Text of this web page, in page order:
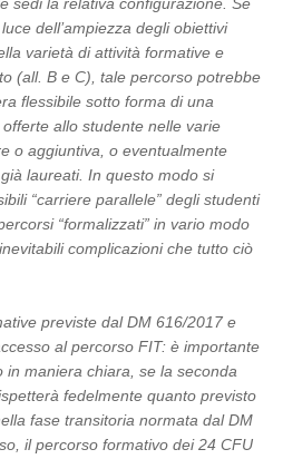
dell’ampiezza degli obiettivi
varietà di attività formative e
(all. B e C), tale percorso potrebbe
flessibile sotto forma di una
allo studente nelle varie
o aggiuntiva, o eventualmente
laureati. In questo modo si
“carriere parallele” degli studenti
“formalizzati” in vario modo
complicazioni che tutto ciò
previste dal DM 616/2017 e
al percorso FIT: è importante
in maniera chiara, se la seconda
fedelmente quanto previsto
fase transitoria normata dal DM
il percorso formativo dei 24 CFU